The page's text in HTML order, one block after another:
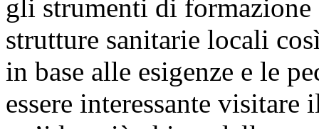
gli strumenti di
strutture sanitarie locali
in base alle esigenze e le
essere interessante